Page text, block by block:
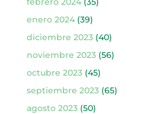
enero 2024(39)
diciembre 2023(40)
noviembre 2023(56)
octubre 2023(45)
septiembre 2023(65)
agosto 2023(50)